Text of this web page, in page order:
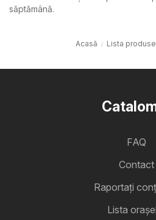
săptămână.
Acasă Lista
FAQ
Contact
Raportați
Lista